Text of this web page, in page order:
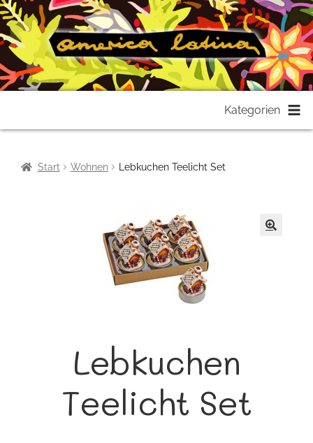
springen
springen
Kategorien
Start Wohnen Lebkuchen Teelicht Set
Lebkuchen
Teelicht Set